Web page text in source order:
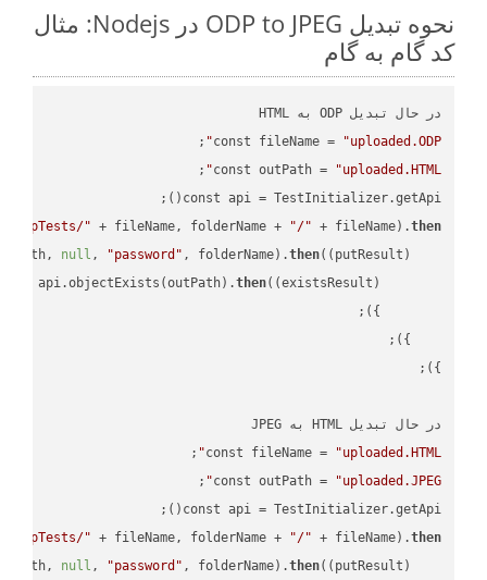
نحوه تبدیل ODP to JPEG در Nodejs: مثال
کد گام به گام
const fileName =
"uploaded.ODP"
const outPath =
"uploaded.HTML"
const api = TestInitializer.getApi();
"TempTests/" + fileName, folderName + "/" + fileName).then
null , "password" , folderName).then( (putResult)
api.objectExists(outPath).then( (existsResult)
const fileName =
"uploaded.HTML"
const outPath =
"uploaded.JPEG"
const api = TestInitializer.getApi();
"TempTests/" + fileName, folderName + "/" + fileName).then
null , "password" , folderName).then( (putResult)